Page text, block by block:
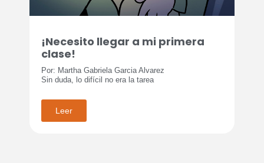
¡Necesito llegar a mi primera
clase!
Por: Martha Gabriela Garcia Alvarez
Sin duda, lo difícil no era la tarea
Leer